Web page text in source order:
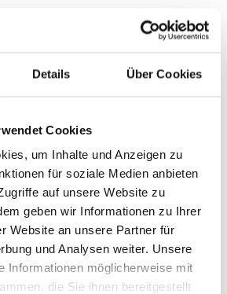
Details Über Cookies
Cookies
um Inhalte und Anzeigen zu
für soziale Medien anbieten
auf unsere Website zu
geben wir Informationen zu Ihrer
Website an unsere Partner für
und Analysen weiter. Unsere
Informationen möglicherweise mit
die Sie ihnen bereitgestellt
, ideal für Flure, kleine Zimmer oder als
mit einer Used-Optik
Lookverleiht, perfekt, um Ihrem Raum
zu verleihen.
Schlafzimmer – der
Einrichtungsstilen an und verleiht Ihrem Raum
. Dank der praktischen Waschbarkeit ist er
und erfüllt alle Anforderungen an